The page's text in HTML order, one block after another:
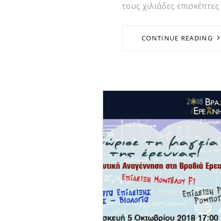
τους χιλιάδες
CONTINUE READING